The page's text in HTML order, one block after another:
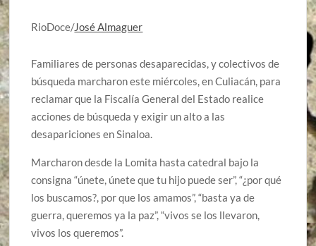
RioDoce/José Almaguer
Familiares de personas desaparecidas, y colectivos de
búsqueda marcharon este miércoles, en Culiacán, para
reclamar que la Fiscalía General del Estado realice
acciones de búsqueda y exigir un alto a las
desapariciones en Sinaloa.
Marcharon desde la Lomita hasta catedral bajo la
consigna “únete, únete que tu hijo puede ser”, “¿por qué
los buscamos?, por que los amamos”, “basta ya de
guerra, queremos ya la paz”, “vivos se los llevaron,
vivos los queremos”.